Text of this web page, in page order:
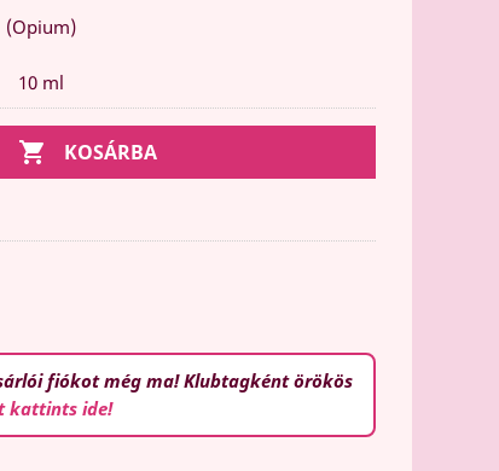
(Opium)
10 ml
 KOSÁRBA
fiókot még ma! Klubtagként örökös
kattints ide!